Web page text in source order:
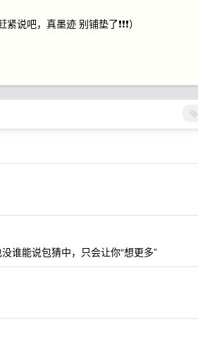
吧，真墨迹 别铺垫了❗️❗️❗️）
谁能说包猜中，只会让你“想更多”